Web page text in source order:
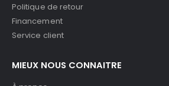
Politique de retour
Financement
Service client
MIEUX NOUS CONNAITRE